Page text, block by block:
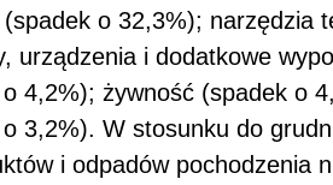
(spadek o 32,3%); narzędzia
urządzenia i dodatkowe
4,2%); żywność (spadek o
3,2%). W stosunku do
i odpadów pochodzenia